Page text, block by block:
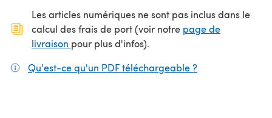
Les articles numériques ne sont pas inclus dans le
calcul des frais de port (voir notre page de
livraison (s'ouvre dans un nouvel onglet)
pour plus d'infos).
Qu'est-ce qu'un PDF téléchargeable ?